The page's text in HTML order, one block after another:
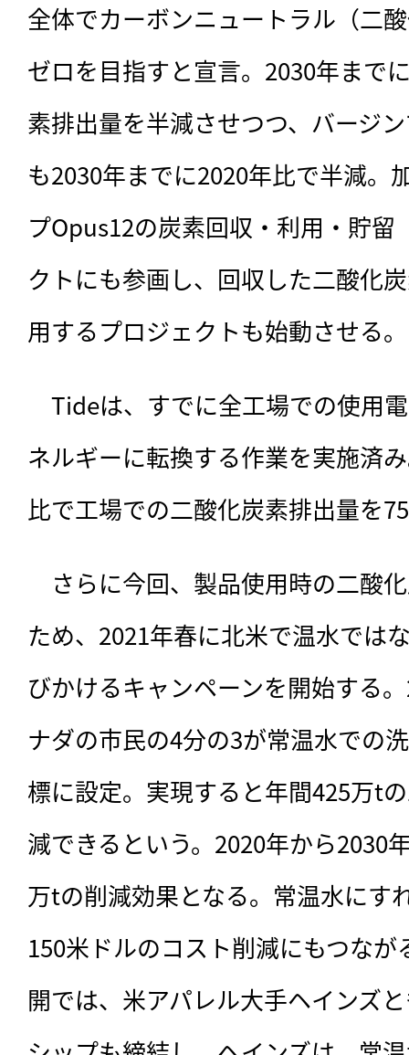
全体でカーボンニュートラル（二
ゼロを目指すと宣言。2030年まで
素排出量を半減させつつ、バージ
も2030年までに2020年比で半減。
プOpus12の炭素回収・利用・貯留
クトにも参画し、回収した二酸化
用するプロジェクトも始動させる。
Tideは、すでに全工場での使用
ネルギーに転換する作業を実施済
比で工場での二酸化炭素排出量を
さらに今回、製品使用時の二酸
ため、2021年春に北米で温水では
びかけるキャンペーンを開始する
ナダの市民の4分の3が常温水での
標に設定。実現すると年間425万t
減できるという。2020年から2030
万tの削減効果となる。常温水にす
150米ドルのコスト削減にもつな
開では、米アパレル大手ヘインズ